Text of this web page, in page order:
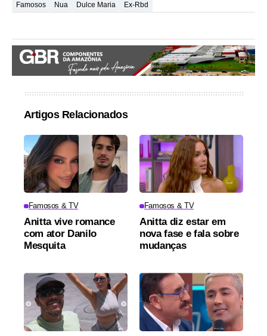
Famosos Nua Dulce Maria Ex-Rbd
Artigos Relacionados
Famosos & TV
Anitta vive romance
com ator Danilo
Mesquita
Famosos & TV
Anitta diz estar em
nova fase e fala sobre
mudanças